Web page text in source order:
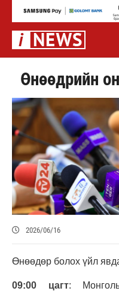
Өнөөдрийн
2026/06/16
Өнөөдөр болох үйл
09:00 цагт: